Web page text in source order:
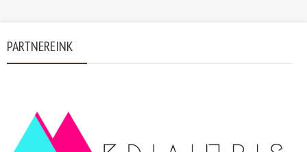
PARTNEREINK